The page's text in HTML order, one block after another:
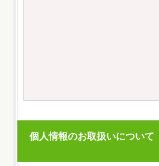
個人情報のお取扱いについて